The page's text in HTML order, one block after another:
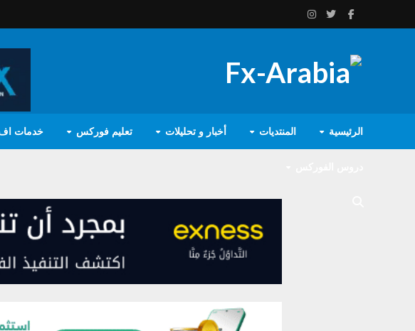
الرئيسية المنتديات أخبار و تحليلات تعليم فوركس خدمات اف